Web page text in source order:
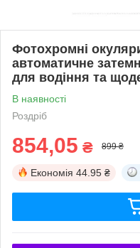
Фотохромні
автоматичне
для водіння та
В наявності
Роздріб
854,05 ₴ 899 ₴
Економія 44.95 ₴